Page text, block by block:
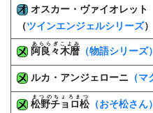
オスカー・ヴァイオレット
（ツインエンジェルシリーズ）
阿良々木暦
あららぎこよみ
（物語シリーズ）
ルカ・アンジェローニ （
松野チョロ松
まつのちょろまつ
（おそ松さん）